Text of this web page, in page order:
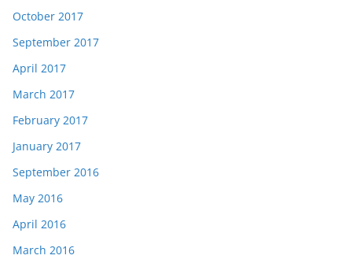
October 2017
September 2017
April 2017
March 2017
February 2017
January 2017
September 2016
May 2016
April 2016
March 2016